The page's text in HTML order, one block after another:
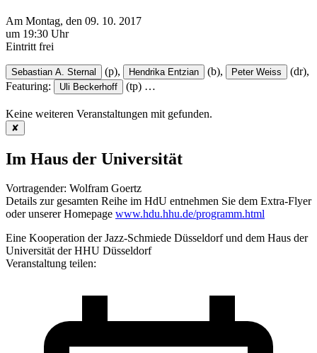
Am Montag, den 09. 10. 2017
um 19:30 Uhr
Eintritt frei
Sebastian A. Sternal (p), Hendrika Entzian (b), Peter Weiss
(dr),
Featuring:
Uli Beckerhoff (tp) …
Keine weiteren Veranstaltungen mit gefunden.
✘
Im Haus der Universität
Vortragender: Wolfram Goertz
Details zur gesamten Reihe im HdU entnehmen Sie dem Extra-Flyer
oder unserer Homepage www.hdu.hhu.de/programm.html
Eine Kooperation der Jazz-Schmiede Düsseldorf und dem Haus der
Universität der HHU Düsseldorf
Veranstaltung teilen: